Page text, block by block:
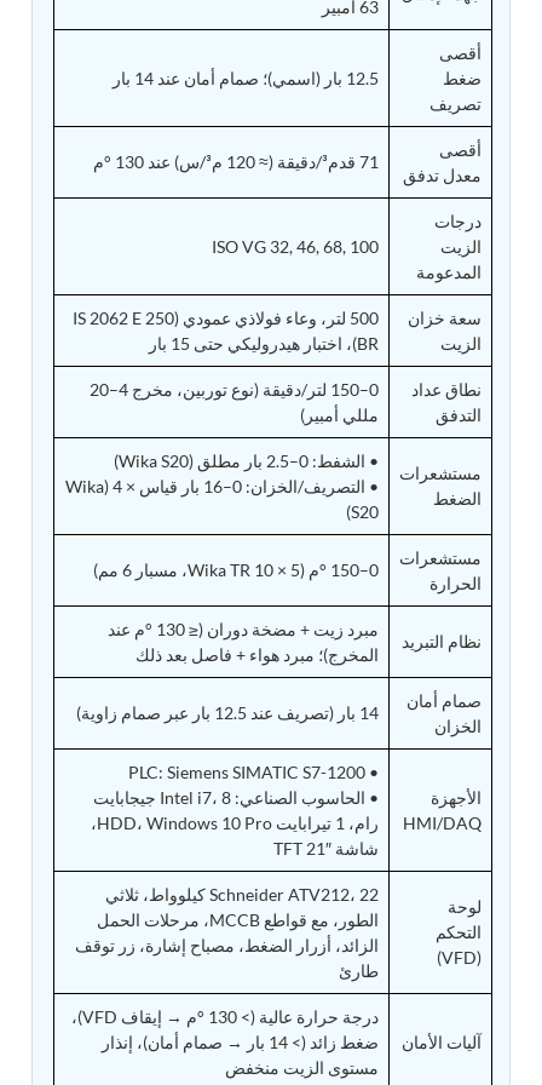
Hydrualic Drive Of Osa
Test Equipment For Pump And Centrifugal
Aircraft Arrester Barrier System
Power Shuttle Transmission Test Rig
Automated Inverter Test Rig On Lab View
Doppler Vor Test Rack
Test Rig For Irab Brake System
Oxygen Gas Boosting Station
Chemical Cleaning Bay
Oxygen Boosting System For Oxygen Generation
Inertia Test Facility
Advanced Test & Calibration Bench for Integrated
Fuel Pump and Controller in Aircraft Engines
Vehicle-Mounted Expandable Battery Command
Universal Self-Generating Nitrogen Service Cart
(U-SGNSC)
General Purpose Pneumatic Test Rig
Mobile Aviation 400Hz Load Bank (Air-Cooled &
Water-Cooled Versions)
Aerospace Hydraulic Pump / Motor Test Bench
Modification of Command-and-Control Carrier
Motor Track (CCC-MT)
Fuel (ATF) Pump and Nozzle Pressure Ratio Test
Stand
Oxygen Component Test Benches
Hydraulic Filter Test Bench
Chemical Weapon Destruction Facility
Burst Chamber for Hydrogen Cylinder Testing
Fuel Contents Gauging Probe Test Rig – Light
Combat Helicopter
Portable Pneumatic Test Rig for Rudder Actuator
Rudder & Tailplane Test Equipment
Gauge Pressure Switch Test Rig
Hydraulic Proof Pressure Test Rig
Light Strike Vehicle Modification and Upgrade
63 أمبير
أقصى
ضغط
تصريف
12.5 بار (اسمي)؛ صمام أمان عند 14 بار
أقصى
معدل تدفق
71 قدم³/دقيقة (≈ 120 م³/س) عند 130 °م
درجات
الزيت
المدعومة
ISO VG 32, 46, 68, 100
سعة خزان
الزيت
500 لتر، وعاء فولاذي عمودي (IS 2062 E 250
BR)، اختبار هيدروليكي حتى 15 بار
نطاق عداد
التدفق
0–150 لتر/دقيقة (نوع توربين، مخرج 4–20
مللي أمبير)
مستشعرات
الضغط
• الشفط: 0–2.5 بار مطلق (Wika S20)
• التصريف/الخزان: 0–16 بار قياس × 4 (Wika
S20)
مستشعرات
الحرارة
0–150 °م (Wika TR 10 × 5، مسبار 6 مم)
نظام التبريد
مبرد زيت + مضخة دوران (≤ 130 °م عند
المخرج)؛ مبرد هواء + فاصل بعد ذلك
صمام أمان
الخزان
14 بار (تصريف عند 12.5 بار عبر صمام زاوية)
الأجهزة
HMI/DAQ
• PLC: Siemens SIMATIC S7-1200
• الحاسوب الصناعي: Intel i7، 8 جيجابايت
رام، 1 تيرابايت HDD، Windows 10 Pro،
شاشة TFT 21″
لوحة
التحكم
(VFD)
Schneider ATV212، 22 كيلوواط، ثلاثي
الطور، مع قواطع MCCB، مرحلات الحمل
الزائد، أزرار الضغط، مصباح إشارة، زر توقف
طارئ
آليات الأمان
درجة حرارة عالية (> 130 °م → إيقاف VFD)،
ضغط زائد (> 14 بار → صمام أمان)، إنذار
مستوى الزيت منخفض